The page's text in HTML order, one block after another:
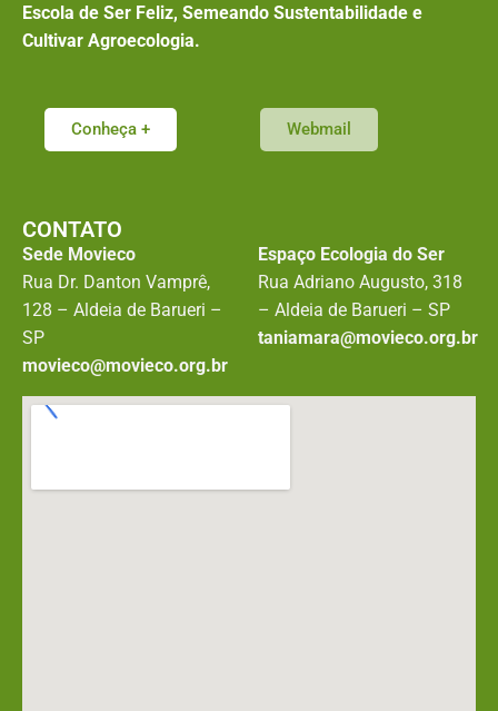
Escola de Ser Feliz, Semeando Sustentabilidade e
Cultivar Agroecologia.
Conheça + Webmail
CONTATO
Sede Movieco
Rua Dr. Danton Vamprê,
128 – Aldeia de Barueri –
SP
movieco@movieco.org.br
Espaço Ecologia do Ser
Rua Adriano Augusto, 318
– Aldeia de Barueri – SP
taniamara@movieco.org.br